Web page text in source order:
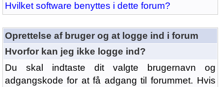
Hvilket software benyttes i dette forum?
Oprettelse af bruger og at logge ind i forum
Hvorfor kan jeg ikke logge ind?
Du skal indtaste dit valgte brugernavn og
adgangskode for at få adgang til forummet. Hvis